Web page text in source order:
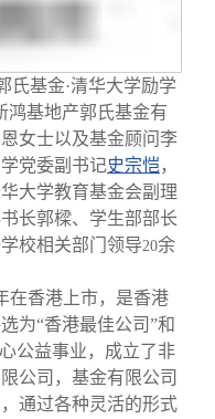
氏基金·清华大学励学
鸿基地产郭氏基金有
女士以及基金顾问李
党委副书记史宗恺，
大学教育基金会副理
长郭樑、学生部部长
校相关部门领导20余
在香港上市，是香港
为“香港最佳公司”和
公益事业，成立了非
公司，基金有限公司
通过各种灵活的形式